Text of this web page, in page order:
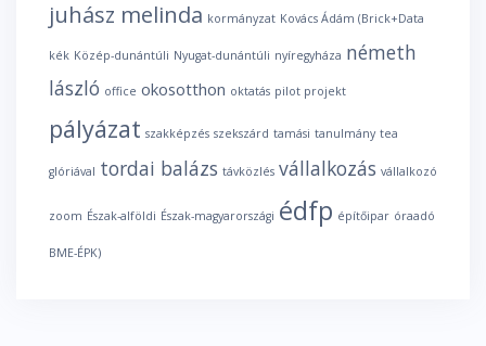
juhász melinda kormányzat Kovács Ádám (Brick+Data
kék Közép-dunántúli Nyugat-dunántúli nyíregyháza németh
lászló office okosotthon oktatás pilot projekt
pályázat szakképzés szekszárd tamási tanulmány tea
glóriával tordai balázs távközlés vállalkozás vállalkozó
zoom Észak-alföldi Észak-magyarországi édfp építőipar óraadó
BME-ÉPK)